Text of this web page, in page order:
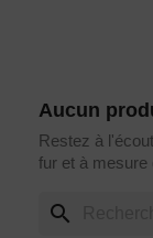
Aucun
Restez à
fur et à mesure
search